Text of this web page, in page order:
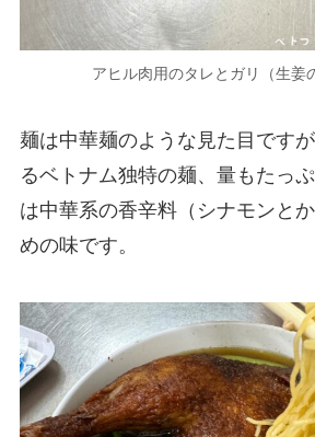
アヒル肉用のタレとガリ（生姜
麺は中華麺のような見た目です
るベトナム独特の麺、量もたっ
は中華系の香辛料（シナモンと
めの味です。